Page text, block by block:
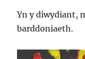
Yn y diwydiant,
barddoniaeth.